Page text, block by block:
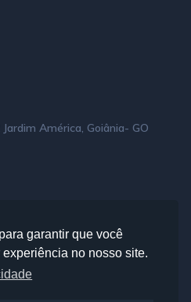
garantir que você
no nosso site.
América, Goiânia- GO